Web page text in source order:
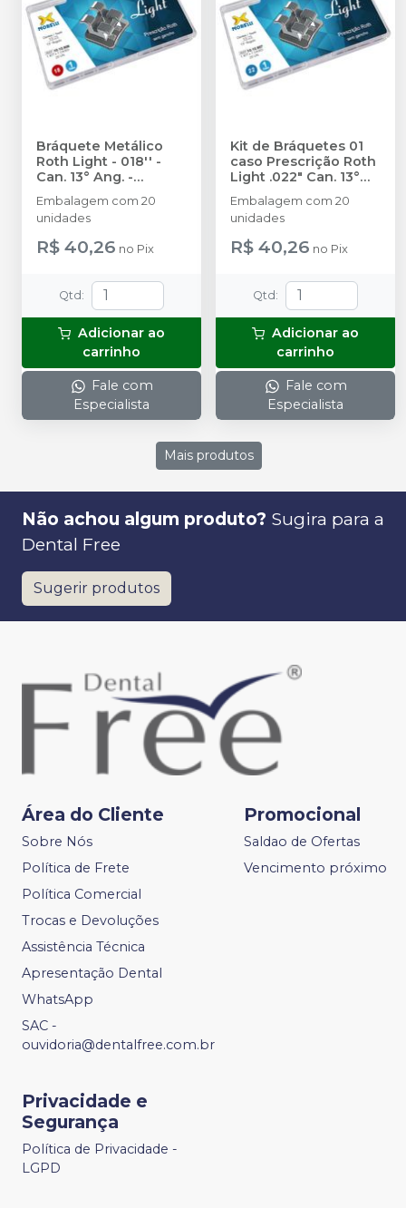
Bráquete Metálico
Roth Light - 018'' -
Can. 13° Ang. -
10.10.906
Embalagem com 20
unidades
R$ 40,26 no Pix
Qtd :
Adicionar ao
carrinho
Fale com
Especialista
Kit de Bráquetes 01
caso Prescrição Roth
Light .022" Can. 13°
Ang. - 10.10.907
MORELLI
Embalagem com 20
unidades
R$ 40,26 no Pix
Qtd :
Adicionar ao
carrinho
Fale com
Especialista
Mais produtos
Não achou algum produto? Sugira para a
Dental Free
Sugerir produtos
Área do Cliente
Sobre Nós
Política de Frete
Política Comercial
Trocas e Devoluções
Assistência Técnica
Apresentação Dental
WhatsApp
SAC -
ouvidoria@dentalfree.com.br
Promocional
Saldao de Ofertas
Vencimento próximo
Privacidade e
Segurança
Política de Privacidade -
LGPD